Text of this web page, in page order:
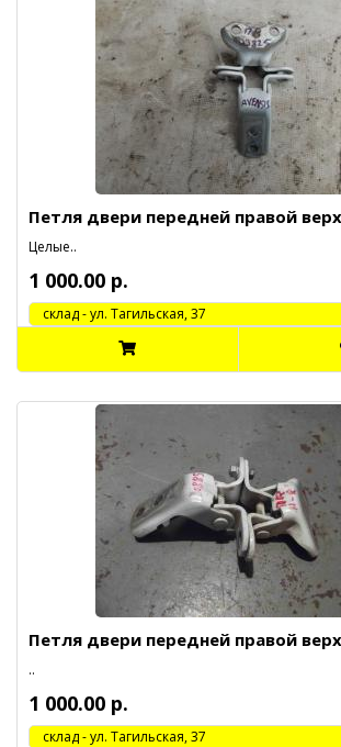
Петля двери передней правой
Целые..
1 000.00 р.
cклад - ул. Тагильская, 37
Петля двери передней правой
..
1 000.00 р.
cклад - ул. Тагильская, 37